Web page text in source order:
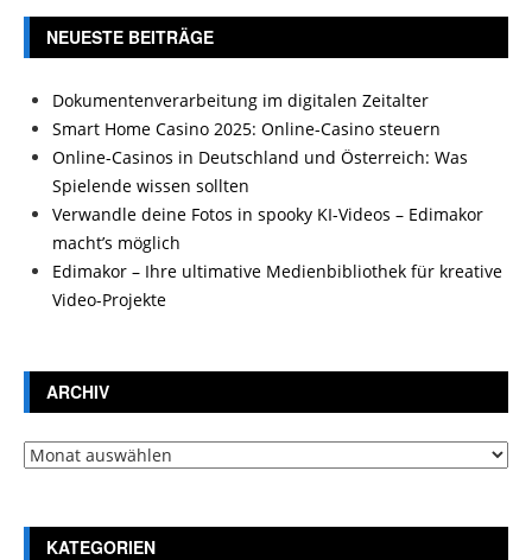
NEUESTE BEITRÄGE
Dokumentenverarbeitung im digitalen Zeitalter
Smart Home Casino 2025: Online-Casino steuern
Online-Casinos in Deutschland und Österreich: Was
Spielende wissen sollten
Verwandle deine Fotos in spooky KI-Videos – Edimakor
macht’s möglich
Edimakor – Ihre ultimative Medienbibliothek für kreative
Video-Projekte
ARCHIV
Archiv
KATEGORIEN